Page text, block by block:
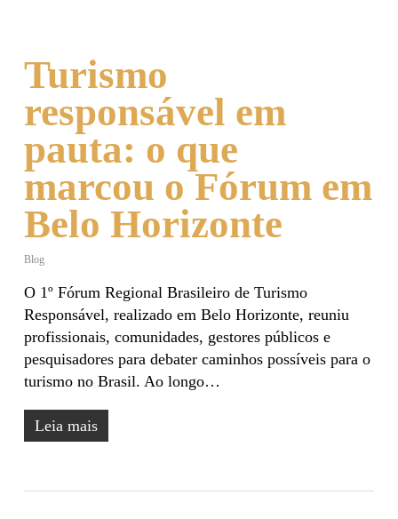
Turismo
responsável em
pauta: o que
marcou o Fórum em
Belo Horizonte
Blog
O 1º Fórum Regional Brasileiro de Turismo
Responsável, realizado em Belo Horizonte, reuniu
profissionais, comunidades, gestores públicos e
pesquisadores para debater caminhos possíveis para o
turismo no Brasil. Ao longo…
Leia mais